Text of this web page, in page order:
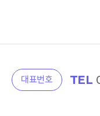
대표번호 TEL